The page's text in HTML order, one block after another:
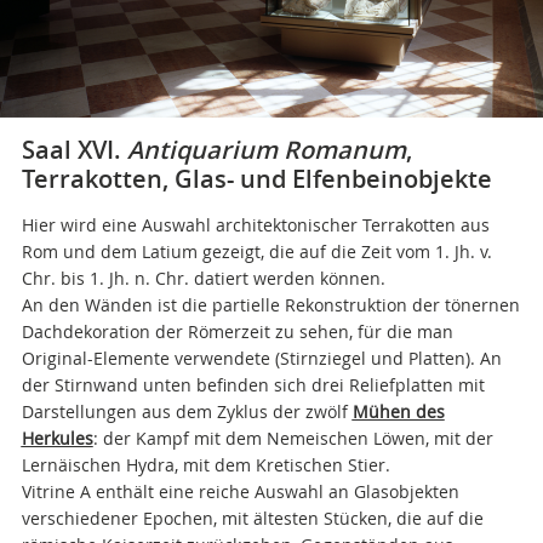
Saal XVI. Antiquarium Romanum,
Terrakotten, Glas- und Elfenbeinobjekte
Hier wird eine Auswahl architektonischer Terrakotten aus
Rom und dem Latium gezeigt, die auf die Zeit vom 1. Jh. v.
Chr. bis 1. Jh. n. Chr. datiert werden können.
An den Wänden ist die partielle Rekonstruktion der tönernen
Dachdekoration der Römerzeit zu sehen, für die man
Original-Elemente verwendete (Stirnziegel und Platten). An
der Stirnwand unten befinden sich drei Reliefplatten mit
Darstellungen aus dem Zyklus der zwölf Mühen des
Herkules: der Kampf mit dem Nemeischen Löwen, mit der
Lernäischen Hydra, mit dem Kretischen Stier.
Vitrine A enthält eine reiche Auswahl an Glasobjekten
verschiedener Epochen, mit ältesten Stücken, die auf die